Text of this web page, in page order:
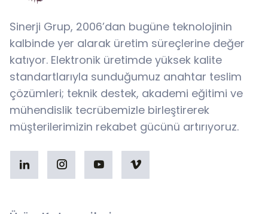
Sinerji Grup, 2006’dan bugüne teknolojinin
kalbinde yer alarak üretim süreçlerine değer
katıyor. Elektronik üretimde yüksek kalite
standartlarıyla sunduğumuz anahtar teslim
çözümleri; teknik destek, akademi eğitimi ve
mühendislik tecrübemizle birleştirerek
müşterilerimizin rekabet gücünü artırıyoruz.